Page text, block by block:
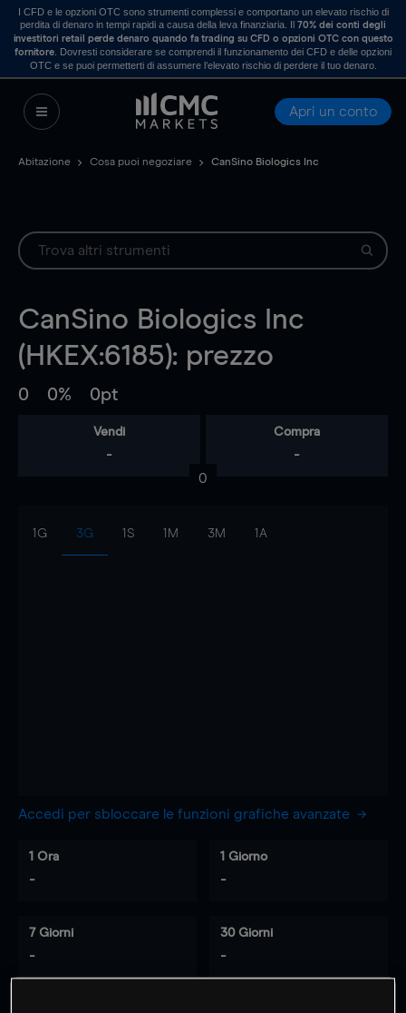
I CFD e le opzioni OTC sono strumenti complessi e comportano un elevato rischio di
perdita di denaro in tempi rapidi a causa della leva finanziaria. Il70% dei conti degli
investitori retail perde denaro quando fa trading su CFD o opzioni OTC con questo
fornitore . Dovresti considerare se comprendi il funzionamento dei CFD e delle opzioni
OTC e se puoi permetterti di assumere l’elevato rischio di perdere il tuo denaro.
Apri un conto
Abitazione Cosa puoi negoziare CanSino Biologics Inc
CanSino Biologics Inc
(HKEX:6185): prezzo
0 0% 0pt
Vendi
-
Compra
-
0
1G 3G 1S 1M 3M 1A
Accedi per sbloccare le funzioni grafiche avanzate
1 Ora
-
1 Giorno
-
7 Giorni
-
30 Giorni
-